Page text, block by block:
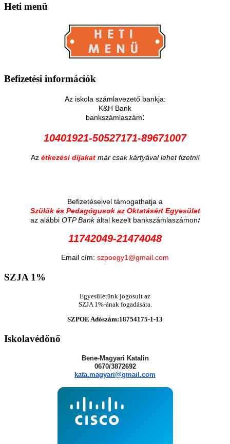
Heti menü
Befizetési információk
Az iskola számlavezető bankja:
K&H Bank
bankszámlaszám:
10401921-50527171-89671007
Az étkezési díjakat már csak kártyával lehet fizetni!
Befizetéseivel támogathatja a
Szülők és Pedagógusok az Oktatásért Egyesület
az alábbi OTP Bankáltal kezelt bankszámlaszámon:
11742049-21474048
Email cím: szpoegy1@gmail.com
SZJA 1%
Egyesületünk jogosult az
SZJA 1%-ának fogadására.
SZPOE Adószám:18754175-1-13
Iskolavédőnő
Bene-Magyari Katalin
0670/3872692
kata.magyari@gmail.com